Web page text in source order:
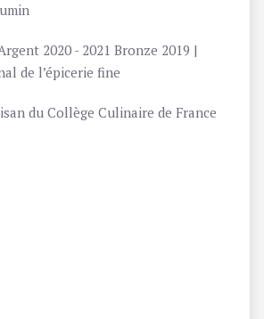
2020 - 2021 Bronze 2019 |
de l’épicerie fine
du Collège Culinaire de France